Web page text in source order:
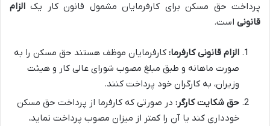
پرداخت حق مسکن برای کارفرمایان مشمول قانون کار یک الزام
قانونی است.
الزام قانونی کارفرما: کارفرمایان موظف هستند حق مسکن را به
صورت ماهانه و طبق مبلغ مصوب شورای عالی کار و هیئت
وزیران، به کارگران خود پرداخت کنند.
حق شکایت کارگر: در صورتی که کارفرما از پرداخت حق مسکن
خودداری کند یا آن را کمتر از میزان مصوب پرداخت نماید،